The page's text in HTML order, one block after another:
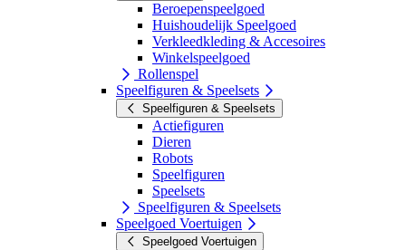
Beroepenspeelgoed
Huishoudelijk Speelgoed
Verkleedkleding & Accesoires
Winkelspeelgoed
Rollenspel
Speelfiguren & Speelsets
Speelfiguren & Speelsets
Actiefiguren
Dieren
Robots
Speelfiguren
Speelsets
Speelfiguren & Speelsets
Speelgoed Voertuigen
Speelgoed Voertuigen